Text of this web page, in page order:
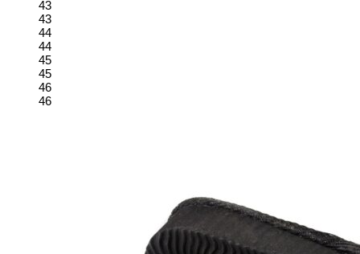
43
43
44
44
45
45
46
46